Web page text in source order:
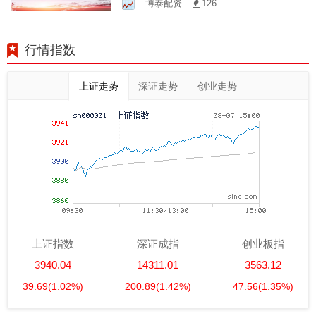
博泰配资 126
行情指数
上证走势 深证走势 创业走势
上证指数
3940.04
39.69(1.02%)
深证成指
14311.01
200.89(1.42%)
创业板指
3563.12
47.56(1.35%)